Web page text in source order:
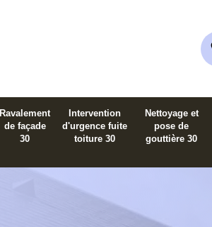
Ravalement
de façade
30
Intervention
d'urgence fuite
toiture 30
Nettoyage et
pose de
gouttière 30